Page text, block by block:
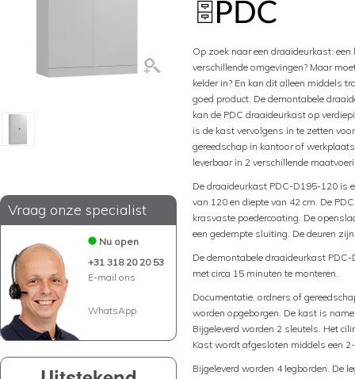
Vraag onze specialist
Nu open
+31 318 20 20 53
E-mail ons
WhatsApp
Op zoek naar een draaideurkast:
verschillende omgevingen? Maar
kelder in? En kan dit alleen middels
goed product. De demontabele
kan de PDC draaideurkast op
is de kast vervolgens in te zetten
gereedschap in kantoor of
leverbaar in 2 verschillende
De draaideurkast PDC-D195-120 is
van 120 en diepte van 42 cm. De
krasvaste poedercoating. De
een gedempte sluiting. De deuren
De demontabele draaideurkast
met circa 15 minuten te monteren.
Documentatie, ordners of
worden opgeborgen. De kast is
Bijgeleverd worden 2 sleutels. Het
Kast wordt afgesloten middels een
Bijgeleverd worden 4 legborden. De